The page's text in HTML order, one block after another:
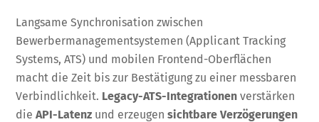
Langsame Synchronisation zwischen
Bewerbermanagementsystemen (Applicant Tracking
Systems, ATS) und mobilen Frontend-Oberflächen
macht die Zeit bis zur Bestätigung zu einer messbaren
Verbindlichkeit. Legacy-ATS-Integrationen verstärken
dieAPI-Latenz und erzeugensichtbare Verzögerungen